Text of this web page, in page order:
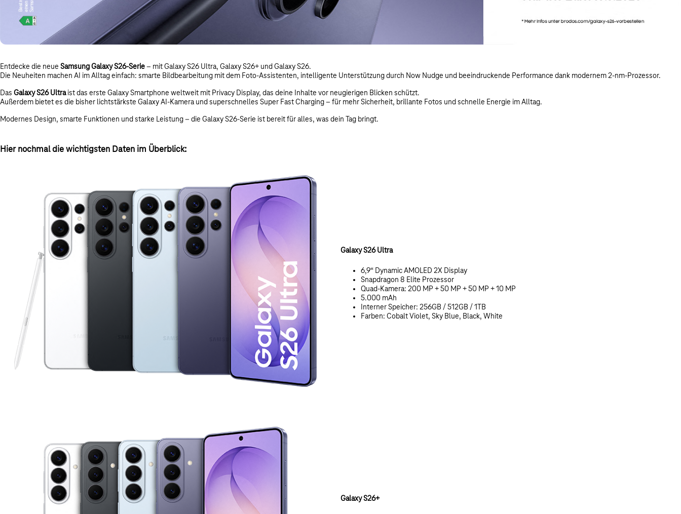
Entdecke die neue Samsung Galaxy S26-Serie– mit Galaxy S26 Ultra, Galaxy S26+ und Galaxy S26.
Die Neuheiten machen AI im Alltag einfach: smarte Bildbearbeitung mit dem Foto-Assistenten, intelligente Unterstützung durch Now Nudge und beeindruckende Performance dank modernem 2-nm-Prozessor.
Das Galaxy S26 Ultraist das erste Galaxy Smartphone weltweit mit Privacy Display, das deine Inhalte vor neugierigen Blicken schützt.
Außerdem bietet es die bisher lichtstärkste Galaxy AI-Kamera und superschnelles Super Fast Charging – für mehr Sicherheit, brillante Fotos und schnelle Energie im Alltag.
Modernes Design, smarte Funktionen und starke Leistung – die Galaxy S26-Serie ist bereit für alles, was dein Tag bringt.
Hier nochmal die wichtigsten Daten im Überblick:
Galaxy S26 Ultra
6,9“ Dynamic AMOLED 2X Display
Snapdragon 8 Elite Prozessor
Quad-Kamera: 200 MP + 50 MP + 50 MP + 10 MP
5.000 mAh
Interner Speicher: 256GB / 512GB / 1TB
Farben: Cobalt Violet, Sky Blue, Black, White
Galaxy S26+